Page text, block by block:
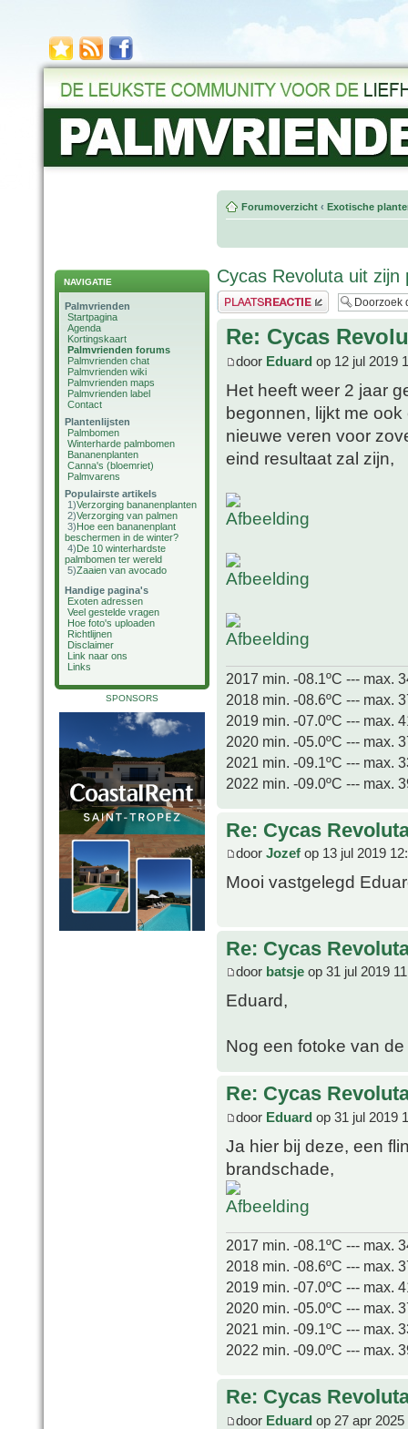
NAVIGATIE
Palmvrienden
Startpagina
Agenda
Kortingskaart
Palmvrienden forums
Palmvrienden chat
Palmvrienden wiki
Palmvrienden maps
Palmvrienden label
Contact
Plantenlijsten
Palmbomen
Winterharde palmbomen
Bananenplanten
Canna's (bloemriet)
Palmvarens
Populairste artikels
1)Verzorging bananenplanten
2)Verzorging van palmen
3)Hoe een bananenplant
beschermen in de winter?
4)De 10 winterhardste
palmbomen ter wereld
5)Zaaien van avocado
Handige pagina's
Exoten adressen
Veel gestelde vragen
Hoe foto's uploaden
Richtlijnen
Disclaimer
Link naar ons
Links
SPONSORS
Forumoverzicht ‹ Exotische
Cycas Revoluta uit zijn
Plaats een reactie
Re: Cycas
door Eduard op 12 jul 2019
Het heeft weer 2 jaar
begonnen, lijkt me
nieuwe veren voor
eind resultaat zal zijn,
2017 min. -08.1ºC --- max.
2018 min. -08.6ºC --- max.
2019 min. -07.0ºC --- max.
2020 min. -05.0ºC --- max.
2021 min. -09.1ºC --- max.
2022 min. -09.0ºC --- max.
Re: Cycas
door Jozef op 13 jul 2019
Mooi vastgelegd
Re: Cycas
door batsje op 31 jul 2019
Eduard,
Nog een fotoke van
Re: Cycas
door Eduard op 31 jul 2019
Ja hier bij deze, een
brandschade,
2017 min. -08.1ºC --- max.
2018 min. -08.6ºC --- max.
2019 min. -07.0ºC --- max.
2020 min. -05.0ºC --- max.
2021 min. -09.1ºC --- max.
2022 min. -09.0ºC --- max.
Re: Cycas
door Eduard op 27 apr 2025